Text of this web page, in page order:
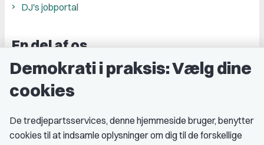
DJ's jobportal
En del af os
Grupper og kredse
Studenterorganisationer
Demokrati i praksis: Vælg dine
cookies
De tredjepartsservices, denne hjemmeside bruger, benytter
cookies til at indsamle oplysninger om dig til de forskellige